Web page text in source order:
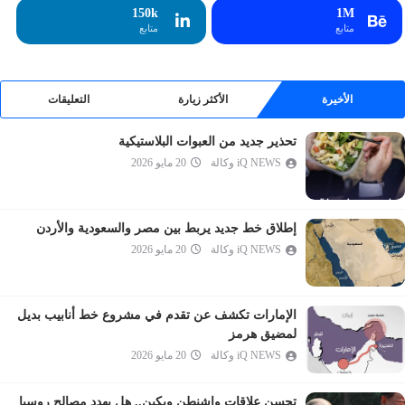
الإسراء
الكهف
الأنبياء
الحج
المؤمنون
النور
الفرقان
الشعراء
النمل
القصص
العنكبوت
الروم
1M
متابع
150k
متابع
الأخيرة الأكثر زيارة التعليقات
تحذير جديد من العبوات البلاستيكية
iQ NEWS وكالة 20 مايو 2026
إطلاق خط جديد يربط بين مصر والسعودية والأردن
iQ NEWS وكالة 20 مايو 2026
الإمارات تكشف عن تقدم في مشروع خط أنابيب بديل
لمضيق هرمز
iQ NEWS وكالة 20 مايو 2026
تحسن علاقات واشنطن وبكين.. هل يهدد مصالح روسيا